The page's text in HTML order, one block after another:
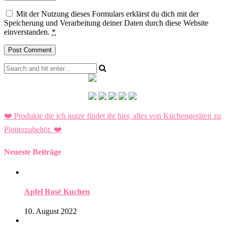
Mit der Nutzung dieses Formulars erklärst du dich mit der
Speicherung und Verarbeitung deiner Daten durch diese Website
einverstanden. *
❤️ Produkte die ich nutze findet ihr hier, alles von Küchengeräten zu
Plotterzubehör. ❤️
Neueste Beiträge
Apfel Rosé Kuchen
10. August 2022